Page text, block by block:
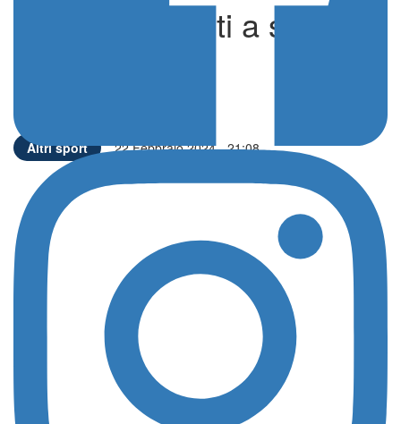
riconoscimenti a sette
Altri sport 22 Febbraio 2024 - 21:08